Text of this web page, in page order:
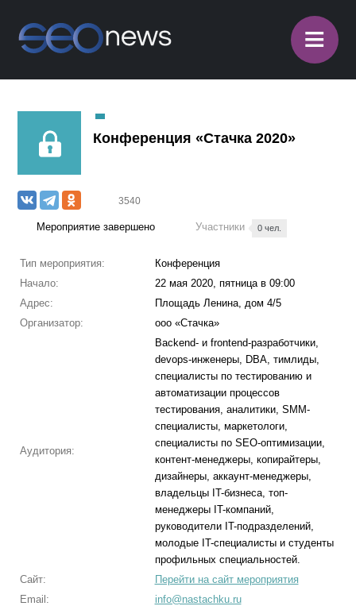
≡
Конференция «Стачка 2020»
3540
Мероприятие завершено Участники 0 чел.
Тип мероприятия:
Конференция
Начало:
22 мая 2020, пятница в 09:00
Адрес:
Площадь Ленина, дом 4/5
Организатор:
ооо «Стачка»
Аудитория:
Backend- и frontend-разработчики,
devops-инженеры, DBA, тимлиды,
специалисты по тестированию и
автоматизации процессов
тестирования, аналитики, SMM-
специалисты, маркетологи,
специалисты по SEO-оптимизации,
контент-менеджеры, копирайтеры,
дизайнеры, аккаунт-менеджеры,
владельцы IT-бизнеса, топ-
менеджеры IT-компаний,
руководители IT-подразделений,
молодые IT-специалисты и студенты
профильных специальностей.
Сайт:
Перейти на сайт мероприятия
Email:
info@nastachku.ru